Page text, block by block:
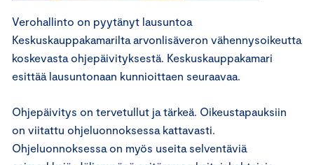
Verohallinto on pyytänyt lausuntoa
Keskuskauppakamarilta arvonlisäveron vähennysoikeutta
koskevasta ohjepäivityksestä. Keskuskauppakamari
esittää lausuntonaan kunnioittaen seuraavaa.
Ohjepäivitys on tervetullut ja tärkeä. Oikeustapauksiin
on viitattu ohjeluonnoksessa kattavasti.
Ohjeluonnoksessa on myös useita selventäviä